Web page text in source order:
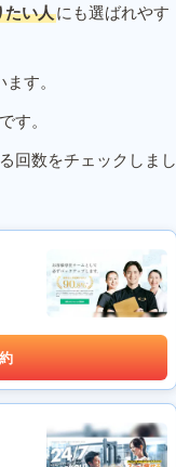
たい人にも選ばれやす
す。
す。
回数をチェックしまし